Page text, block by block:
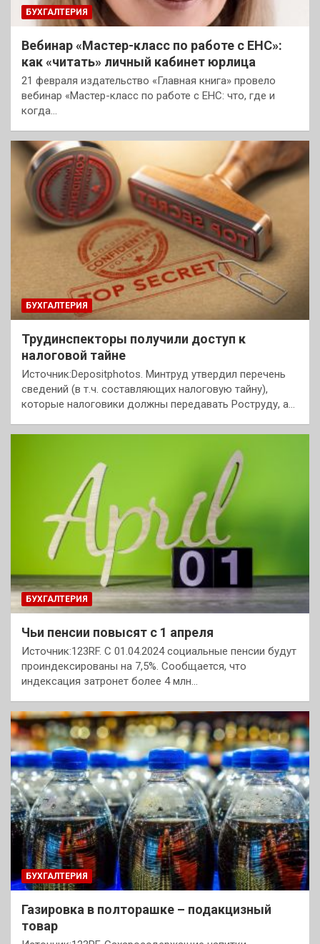
БУХГАЛТЕРИЯ
Вебинар «Мастер-класс по работе с ЕНС»:
как «читать» личный кабинет юрлица
21 февраля издательство «Главная книга» провело
вебинар «Мастер-класс по работе с ЕНС: что, где и
когда…
БУХГАЛТЕРИЯ
Трудинспекторы получили доступ к
налоговой тайне
Источник:Depositphotos. Минтруд утвердил перечень
сведений (в т.ч. составляющих налоговую тайну),
которые налоговики должны передавать Роструду, а…
БУХГАЛТЕРИЯ
Чьи пенсии повысят с 1 апреля
Источник:123RF. С 01.04.2024 социальные пенсии будут
проиндексированы на 7,5%. Сообщается, что
индексация затронет более 4 млн…
БУХГАЛТЕРИЯ
Газировка в полторашке – подакцизный
товар